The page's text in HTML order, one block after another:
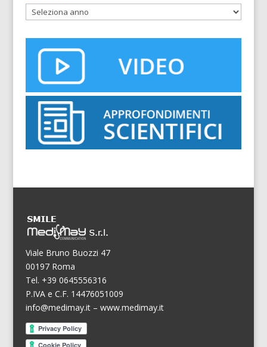
Viale Bruno Buozzi 47
00197 Roma
Tel. +39 0645556316
P.IVA e C.F. 14476051009
info@medimay.it– www.medimay.it